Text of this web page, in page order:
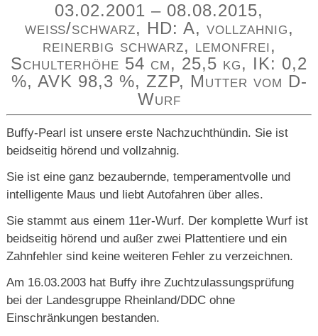
03.02.2001 – 08.08.2015,
weiß/schwarz, HD: A, vollzahnig,
reinerbig schwarz, lemonfrei,
Schulterhöhe 54 cm, 25,5 kg, IK: 0,2
%, AVK 98,3 %, ZZP, Mutter vom D-
Wurf
Buffy-Pearl ist unsere erste Nachzuchthündin. Sie ist
beidseitig hörend und vollzahnig.
Sie ist eine ganz bezaubernde, temperamentvolle und
intelligente Maus und liebt Autofahren über alles.
Sie stammt aus einem 11er-Wurf. Der komplette Wurf ist
beidseitig hörend und außer zwei Plattentiere und ein
Zahnfehler sind keine weiteren Fehler zu verzeichnen.
Am 16.03.2003 hat Buffy ihre Zuchtzulassungsprüfung
bei der Landesgruppe Rheinland/DDC ohne
Einschränkungen bestanden.